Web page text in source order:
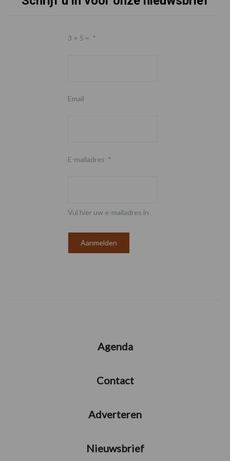
3 + 5 = *
Email
E-mailadres *
Vul hier uw e-mailadres in
Agenda
Contact
Adverteren
Nieuwsbrief